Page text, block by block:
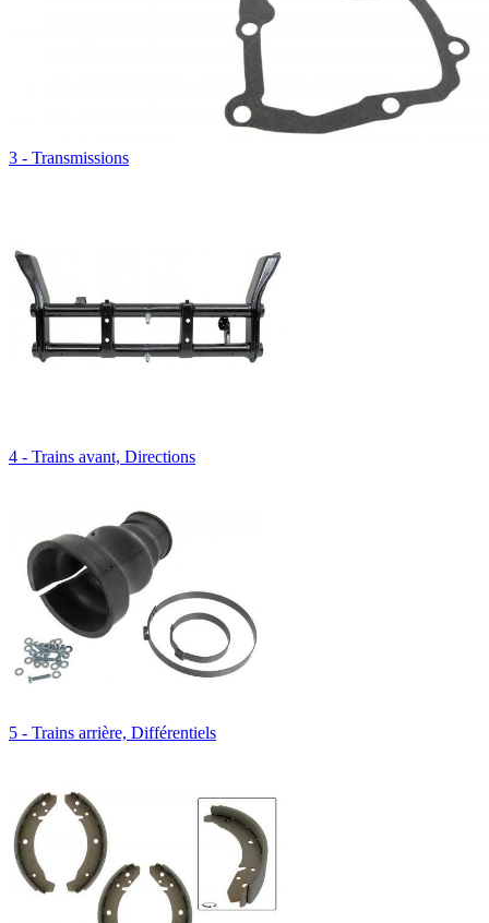
3 - Transmissions
4 - Trains avant, Directions
5 - Trains arrière, Différentiels